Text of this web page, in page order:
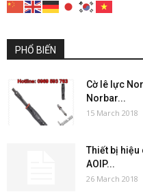
PHỔ BIẾN
Cờ lê lực
Norbar...
15 March 2018
Thiết bị hiệu
AOIP...
26 March 2018